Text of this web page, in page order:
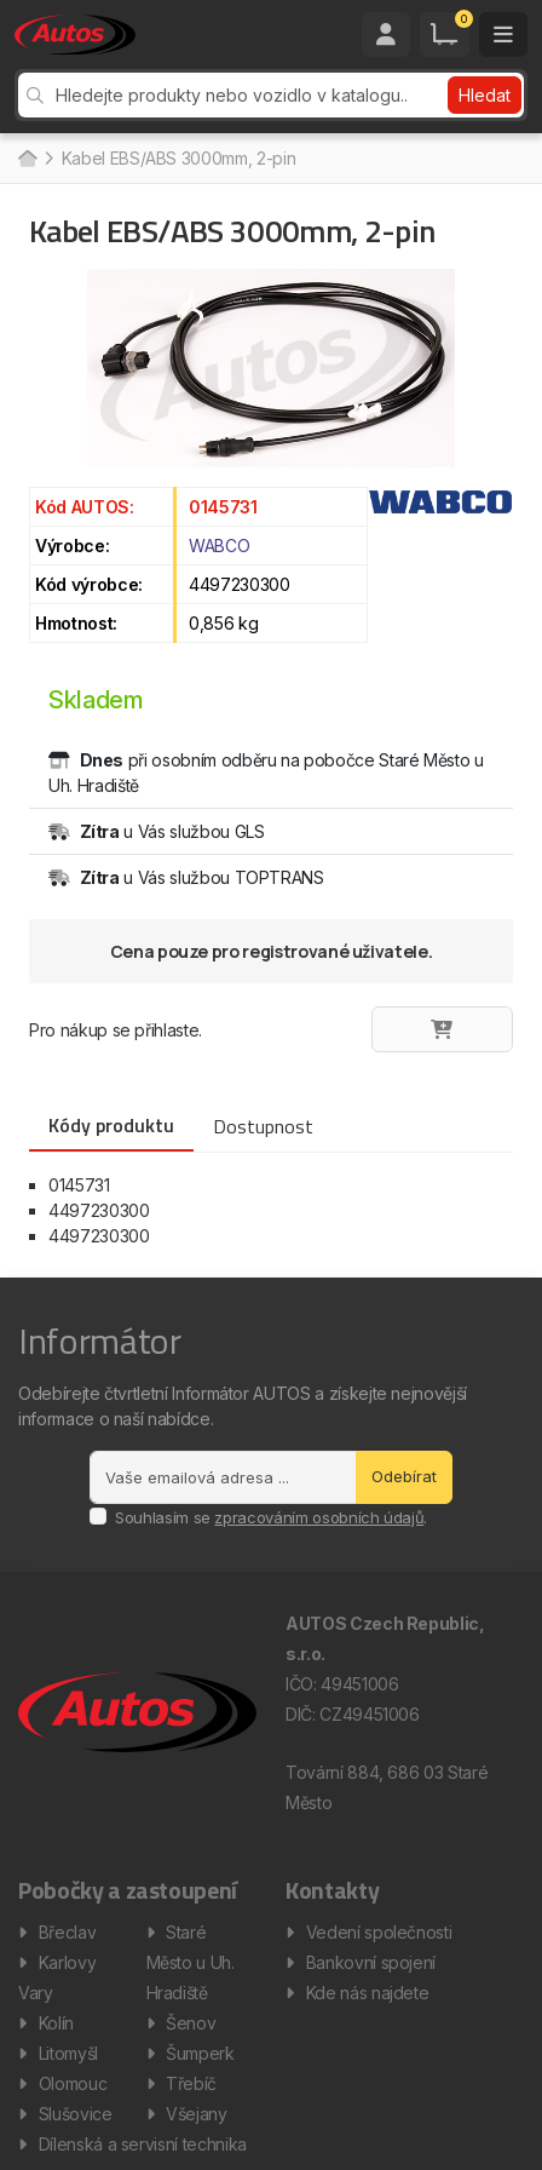
0
Hledat
Kabel EBS/ABS 3000mm, 2-pin
Kabel EBS/ABS 3000mm, 2-pin
Kód AUTOS:
0145731
Výrobce:
WABCO
Kód výrobce:
4497230300
Hmotnost:
0,856 kg
Skladem
Dnes při osobním odběru na pobočce Staré Město u
Uh. Hradiště
Zítra u Vás službou GLS
Zítra u Vás službou TOPTRANS
Cena pouze pro registrované uživatele.
Pro nákup se přihlaste.
Kódy produktu Dostupnost
0145731
4497230300
4497230300
Informátor
Odebírejte čtvrtletní Informátor AUTOS a získejte nejnovější
informace o naší nabídce.
Odebírat
Souhlasím se zpracováním osobních údajů.
AUTOS Czech Republic,
s.r.o.
IČO: 49451006
DIČ: CZ49451006
Tovární 884, 686 03 Staré
Město
Pobočky a zastoupení
Břeclav
Karlovy
Vary
Kolín
Litomyšl
Olomouc
Slušovice
Staré
Město u Uh.
Hradiště
Šenov
Šumperk
Třebíč
Všejany
Dílenská a servisní technika
Kontakty
Vedení společnosti
Bankovní spojení
Kde nás najdete